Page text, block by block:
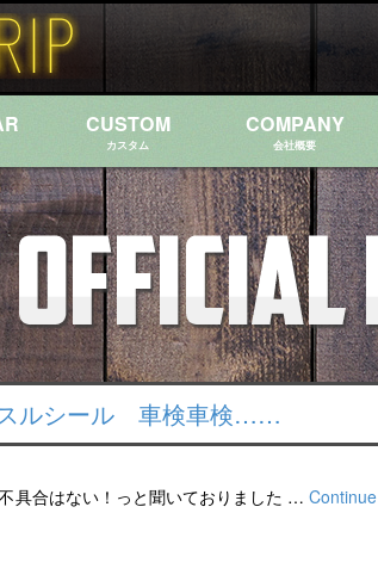
CUSTOM
カスタム
COMPANY
会社概要
ルシール 車検車検……
具合はない！っと聞いておりました … Continue